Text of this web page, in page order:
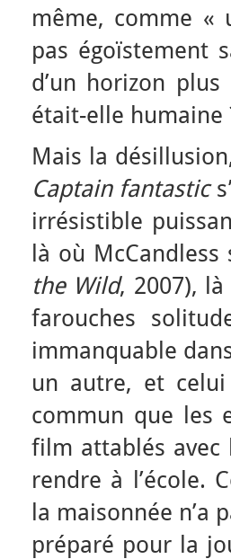
même, comme «
pas égoïstement
d’un horizon plus
était-elle humaine
Mais la
Captain fantastic
irrésistible
là où
the Wild, 2007),
farouches
immanquable
un autre, et
commun que les
film attablés avec
rendre à l’école.
la maisonnée n’a
préparé pour la